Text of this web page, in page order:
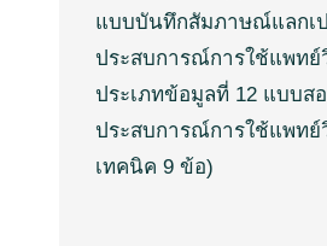
แบบบันทึกสัมภาษณ์แลกเ
ประสบการณ์การใช้แพทย์
ประเภทข้อมูลที่ 12 แบบส
ประสบการณ์การใช้แพทย์
เทคนิค 9ข้อ)